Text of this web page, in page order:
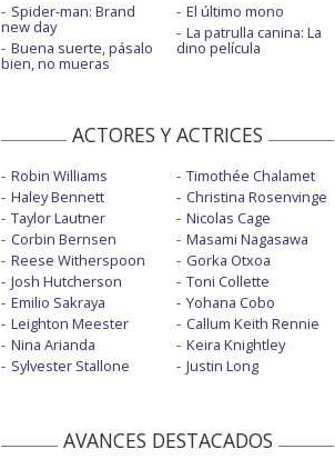
Spider-man: Brand
new day
Buena suerte, pásalo
bien, no mueras
El último mono
La patrulla canina: La
dino película
ACTORES Y ACTRICES
Robin Williams
Haley Bennett
Taylor Lautner
Corbin Bernsen
Reese Witherspoon
Josh Hutcherson
Emilio Sakraya
Leighton Meester
Nina Arianda
Sylvester Stallone
Timothée Chalamet
Christina Rosenvinge
Nicolas Cage
Masami Nagasawa
Gorka Otxoa
Toni Collette
Yohana Cobo
Callum Keith Rennie
Keira Knightley
Justin Long
AVANCES DESTACADOS